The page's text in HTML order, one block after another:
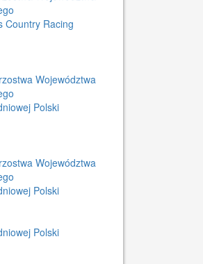
Country Racing
Województwa
Polski
Województwa
Polski
Polski